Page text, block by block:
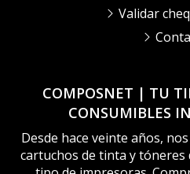
COMPOSNET | TU
CONSUMIBLES
Desde hace veinte años,
cartuchos de tinta y tóneres
Validar